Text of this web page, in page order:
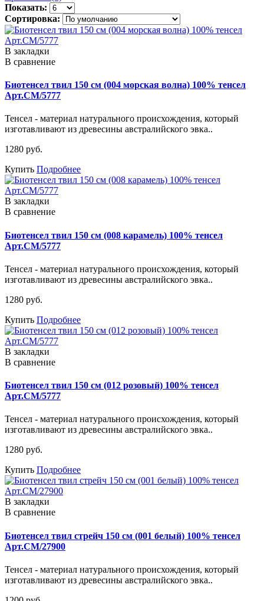
Показать:
Сортировка:
В закладки
В сравнение
Биотенсел твил 150 см (004 морская волна) 100% тенсел
Арт.СМ/5777
Тенсел - материал натурального происхождения, который
изготавливают из древесины австралийского эвка..
1280 руб.
Купить Подробнее
В закладки
В сравнение
Биотенсел твил 150 см (008 карамель) 100% тенсел
Арт.СМ/5777
Тенсел - материал натурального происхождения, который
изготавливают из древесины австралийского эвка..
1280 руб.
Купить Подробнее
В закладки
В сравнение
Биотенсел твил 150 см (012 розовый) 100% тенсел
Арт.СМ/5777
Тенсел - материал натурального происхождения, который
изготавливают из древесины австралийского эвка..
1280 руб.
Купить Подробнее
В закладки
В сравнение
Биотенсел твил стрейч 150 см (001 белый) 100% тенсел
Арт.СМ/27900
Тенсел - материал натурального происхождения, который
изготавливают из древесины австралийского эвка..